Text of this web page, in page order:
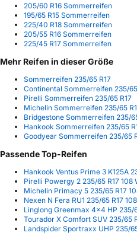
205/60 R16 Sommerreifen
195/65 R15 Sommerreifen
225/40 R18 Sommerreifen
205/55 R16 Sommerreifen
225/45 R17 Sommerreifen
Mehr Reifen in dieser Größe
Sommerreifen 235/65 R17
Continental Sommerreifen 235/
Pirelli Sommerreifen 235/65 R17
Michelin Sommerreifen 235/65
Bridgestone Sommerreifen 235/
Hankook Sommerreifen 235/65
Goodyear Sommerreifen 235/65
Passende Top-Reifen
Hankook Ventus Prime 3 K125A
Pirelli Powergy 2 235/65 R17 108
Michelin Primacy 5 235/65 R17
Nexen N Fera RU1 235/65 R17
Linglong Greenmax 4x4 HP 235/
Tourador X Comfort SUV 235/65
Landspider Sportraxx UHP 235/